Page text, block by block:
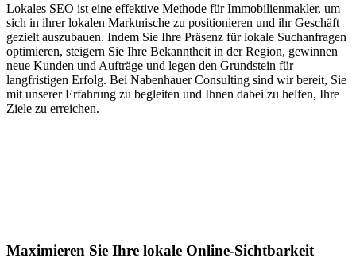
Lokales SEO ist eine effektive Methode für Immobilienmakler, um
sich in ihrer lokalen Marktnische zu positionieren und ihr Geschäft
gezielt auszubauen. Indem Sie Ihre Präsenz für lokale Suchanfragen
optimieren, steigern Sie Ihre Bekanntheit in der Region, gewinnen
neue Kunden und Aufträge und legen den Grundstein für
langfristigen Erfolg. Bei Nabenhauer Consulting sind wir bereit, Sie
mit unserer Erfahrung zu begleiten und Ihnen dabei zu helfen, Ihre
Ziele zu erreichen.
Maximieren Sie Ihre lokale Online-Sichtbarkeit